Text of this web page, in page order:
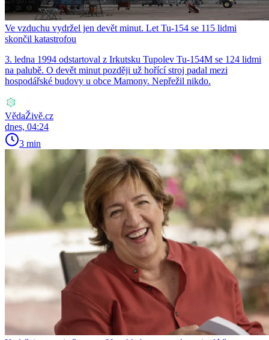
Ve vzduchu vydržel jen devět minut. Let Tu-154 se 115 lidmi
skončil katastrofou
3. ledna 1994 odstartoval z Irkutsku Tupolev Tu-154M se 124 lidmi
na palubě. O devět minut později už hořící stroj padal mezi
hospodářské budovy u obce Mamony. Nepřežil nikdo.
VědaŽivě.cz
dnes, 04:24
3 min